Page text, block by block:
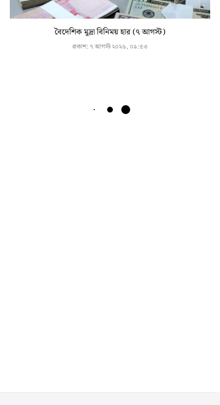
বৈদেশিক মুদ্রা বিনিময় হার (৭ আগস্ট)
প্রকাশ: ৭ আগস্ট ২০২৬, ০৯:৫৩